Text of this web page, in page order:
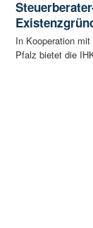
In Kooperation
Pfalz bietet die